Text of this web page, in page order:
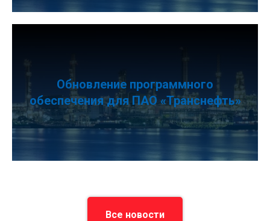
Обновление программного
обеспечения для ПАО «Транснефть»
Все новости